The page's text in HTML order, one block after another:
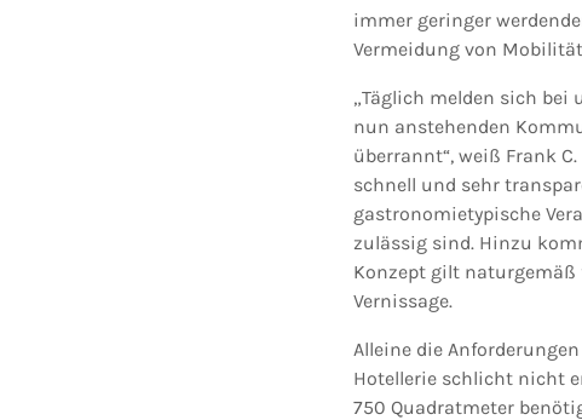
immer geringer
Vermeidung von
„Täglich melden sich bei
nun anstehenden
überrannt“, weiß Frank
schnell und sehr
gastronomietypische
zulässig sind. Hinzu
Konzept gilt naturgemäß
Vernissage.
Alleine die
Hotellerie schlicht nicht
750 Quadratmeter